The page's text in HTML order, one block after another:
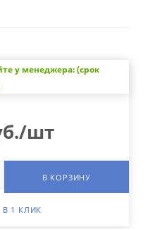
у менеджера: (срок
/шт
В КОРЗИНУ
В 1 КЛИК